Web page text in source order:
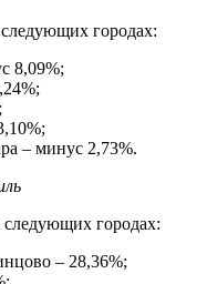
городах:
8,09%;
– минус 2,73%.
городах:
– 28,36%;